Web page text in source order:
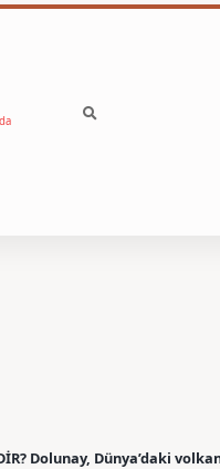
Dolunay, Dünya’daki